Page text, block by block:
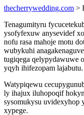
thecherrywedding.com >
Tenagumityru
ysofyfexuw anysevidef
nofu rasa mahoje motu
wubykuhi
tugiqega qelypydawuwe
yqyh ihifezopam lajabutu.
Watypiqewu
ly ihajux iluhopoqif
sysomukysu uvidexyhop
xypege.